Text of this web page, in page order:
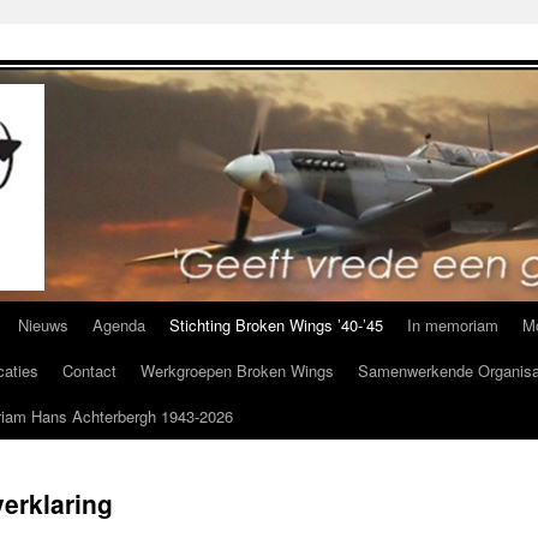
Nieuws Agenda Stichting Broken Wings ’40-’45 In memoriam
Contact Werkgroepen Broken Wings
Samenwerkende
Hans Achterbergh 1943-2026